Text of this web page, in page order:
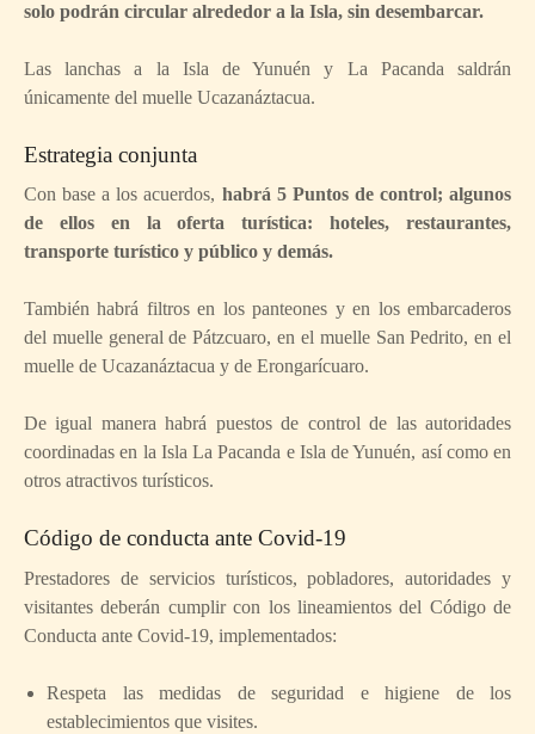
solo podrán circular alrededor a la Isla, sin desembarcar.
Las lanchas a la Isla de Yunuén y La Pacanda saldrán
únicamente del muelle Ucazanáztacua.
Estrategia conjunta
Con base a los acuerdos, habrá 5 Puntos de control; algunos
de ellos en la oferta turística: hoteles, restaurantes,
transporte turístico y público y demás.
También habrá filtros en los panteones y en los embarcaderos
del muelle general de Pátzcuaro, en el muelle San Pedrito, en el
muelle de Ucazanáztacua y de Erongarícuaro.
De igual manera habrá puestos de control de las autoridades
coordinadas en la Isla La Pacanda e Isla de Yunuén, así como en
otros atractivos turísticos.
Código de conducta ante Covid-19
Prestadores de servicios turísticos, pobladores, autoridades y
visitantes deberán cumplir con los lineamientos del Código de
Conducta ante Covid-19, implementados:
Respeta las medidas de seguridad e higiene de los
establecimientos que visites.